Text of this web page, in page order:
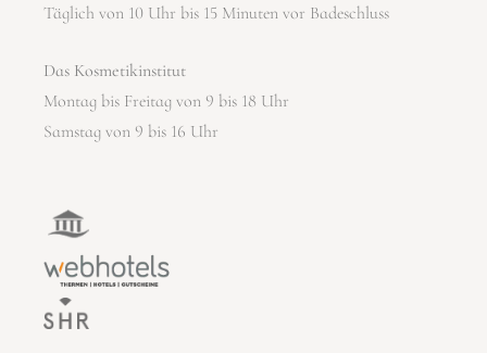
Täglich von 10 Uhr bis 15 Minuten vor Badeschluss
Das Kosmetikinstitut
Montag bis Freitag von 9 bis 18 Uhr
Samstag von 9 bis 16 Uhr